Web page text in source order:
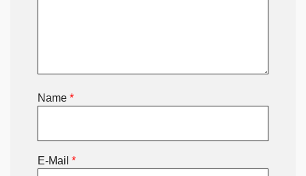
Name *
E-Mail *